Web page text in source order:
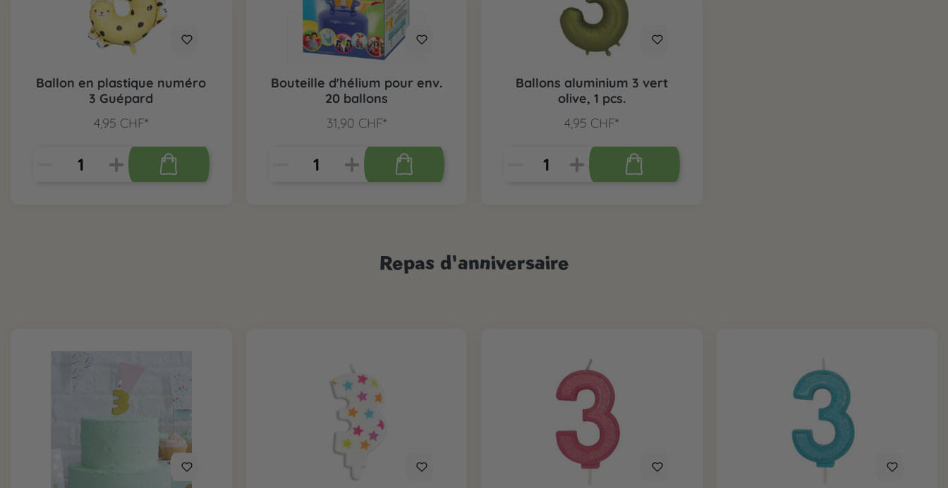
Ballon en plastique numéro
3 Guépard
4,95 CHF*
Bouteille d'hélium pour env.
20 ballons
31,90 CHF*
Ballons aluminium 3 vert
olive, 1 pcs.
4,95 CHF*
Repas d'anniversaire